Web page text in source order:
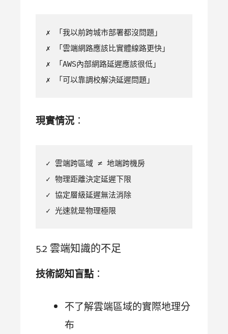
✗ 「我以前跨城市部署都沒問題」
✗ 「雲端網路應該比實體線路更快」
✗ 「AWS內部網路延遲應該很低」
✗ 「可以靠調校解決延遲問題」
現實情況 ：
✓ 雲端跨區域 ≠ 地端跨機房
✓ 物理距離決定延遲下限
✓ 協定層級延遲無法消除
✓ 光速就是物理極限
5.2 雲端知識的不足
技術認知盲點 ：
不了解雲端區域的實際地理分
布